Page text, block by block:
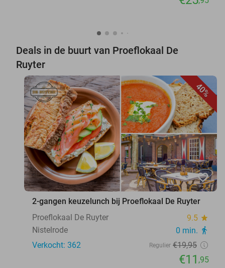
Deals in de buurt van Proeflokaal De
Ruyter
40%
favorite_border
2-gangen keuzelunch bij Proeflokaal De Ruyter
Proeflokaal De Ruyter
9.5 star
Nistelrode 0 min. directions_walk
Verkocht: 362 Regulier €19,95
€11 ,95